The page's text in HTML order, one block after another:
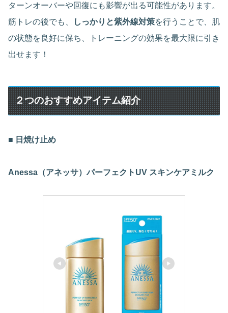
ターンオーバーや回復にも影響が出る可能性があります。
筋トレの後でも、
しっかりと紫外線対策を行うことで、肌
の状態を良好に保ち、トレーニングの効果を最大限に引き
出せます！
２つのおすすめアイテム紹介
■ 日焼け止め
Anessa（アネッサ）パーフェクトUV スキンケアミルク